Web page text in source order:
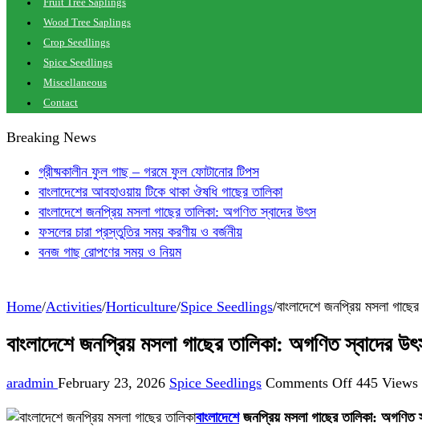
Fruit Tree Saplings
Wood Tree Saplings
Crop Seedlings
Spice Seedlings
Miscellaneous
Contact
Breaking News
গ্রীষ্মকালীন ফুল গাছ – গরমে ফুল ফোটানোর টিপস
বাংলাদেশের আবহাওয়ায় টিকে থাকা ঔষধি গাছের তালিকা
বাংলাদেশে জনপ্রিয় মসলা গাছের তালিকা: অগণিত স্বাদের উৎস
ফসলের চারা প্রস্তুতির সময় করণীয় ও বর্জনীয়
বনজ গাছ রোপণের সময় ও নিয়ম
Home/Activities/Horticulture/Spice Seedlings/বাংলাদেশে জনপ্রিয় মসলা
বাংলাদেশে জনপ্রিয় মসলা গাছের তালিকা: অগণিত স্বাদের
aradmin February 23, 2026 Spice Seedlings Comments Offon
জনপ্রিয়
445 Views
বাংলাদেশেজনপ্রিয় মসলা গাছের তালিকা: অগণিত